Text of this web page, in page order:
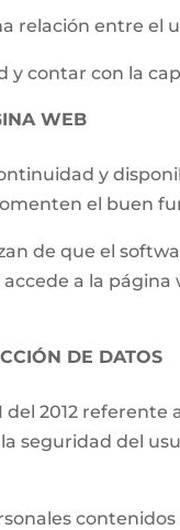
relación entre el
y contar con la
WEB
y
el buen
de que el
a la
DE DATOS
del 2012
seguridad del